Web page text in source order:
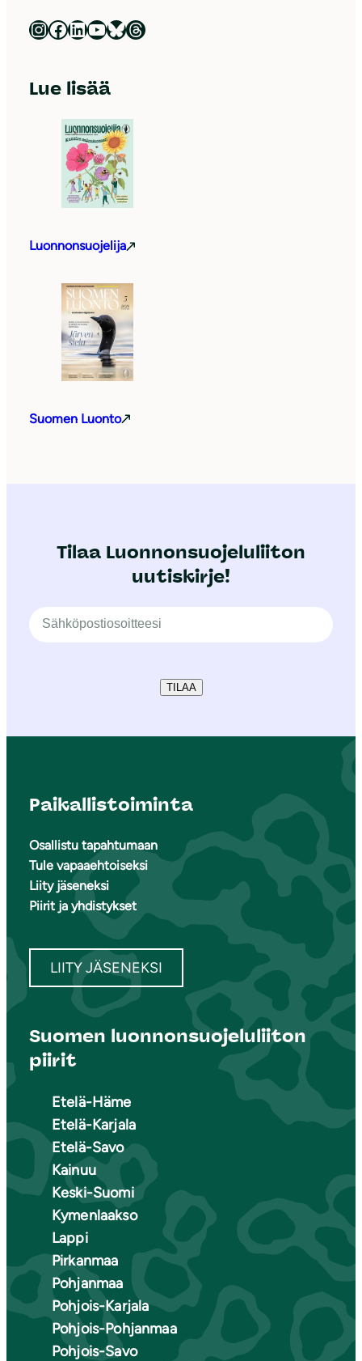
Luonnonsuojeluliitto Instagramissa Luonnonsuojeluliitto Facebookissa Luonnonsuojeluliitto LinkedInissä Luonnonsuojeluliiton YouTube-kanava Luonnonsuojeluliitto Blueskyssa Luonnonsuojeluliitto Threadsissa
Lue lisää
Luonnonsuojelija
Suomen Luonto
Tilaa Luonnonsuojeluliiton
uutiskirje!
TILAA
Paikallistoiminta
Osallistu tapahtumaan
Tule vapaaehtoiseksi
Liity jäseneksi
Piirit ja yhdistykset
LIITY JÄSENEKSI
Suomen luonnonsuojeluliiton
piirit
Etelä-Häme
Etelä-Karjala
Etelä-Savo
Kainuu
Keski-Suomi
Kymenlaakso
Lappi
Pirkanmaa
Pohjanmaa
Pohjois-Karjala
Pohjois-Pohjanmaa
Pohjois-Savo